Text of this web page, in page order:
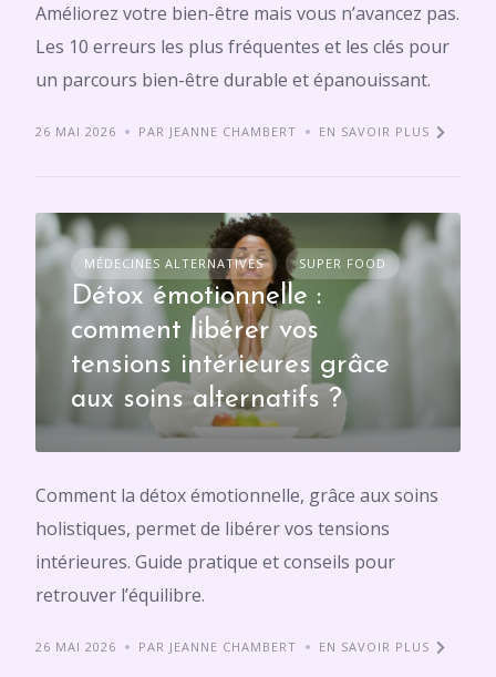
Améliorez votre bien-être mais vous n’avancez pas.
Les 10 erreurs les plus fréquentes et les clés pour
un parcours bien-être durable et épanouissant.
26 MAI 2026 PAR JEANNE CHAMBERT EN SAVOIR PLUS
MÉDECINES ALTERNATIVES SUPER FOOD
Détox émotionnelle :
comment libérer vos
tensions intérieures grâce
aux soins alternatifs ?
Comment la détox émotionnelle, grâce aux soins
holistiques, permet de libérer vos tensions
intérieures. Guide pratique et conseils pour
retrouver l’équilibre.
26 MAI 2026 PAR JEANNE CHAMBERT EN SAVOIR PLUS